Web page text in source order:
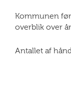
Kommunen
overblik over
Antallet af